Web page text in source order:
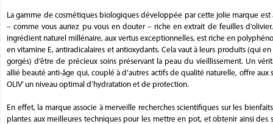
La gamme de cosmétiques biologiques développée par cette jolie marque est
– comme vous auriez pu vous en douter – riche en extrait de feuilles
ingrédient naturel millénaire, aux vertus exceptionnelles, est riche en
en vitamine E, antiradicalaires et antioxydants. Cela vaut à leurs produits (qui en
gorgés) d’être de précieux soins préservant la peau du vieillissement. Un
allié beauté anti-âge qui, couplé à d’autres actifs de qualité naturelle, offre aux
OLIV’ un niveau optimal d’hydratation et de protection.
En effet, la marque associe à merveille recherches scientifiques sur les
plantes aux meilleures techniques pour les mettre en pot, et obtenir ainsi des